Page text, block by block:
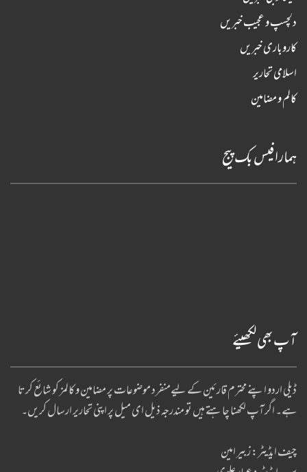
دلچسپ و عجیب خبریں
کاروباری خبریں
اسلامی تحاریر
کالم و مضامین
ہمارا فیس بک پیج
آپ بھی لکھیئے
ڈیلی اردو اپنے محترم قارئین کے لیےمنفرد موضوعات پر مضامین و کالمز کو شائع کرتا
ہے۔ اگر آپ لکھنا چا ہتے ہیں تو مندرجہ ذیل ای میل پر اپنی تحاریر ارسال کریں۔
چیف ایڈیٹر: زبیر امین